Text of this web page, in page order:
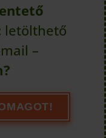
letölthető
–